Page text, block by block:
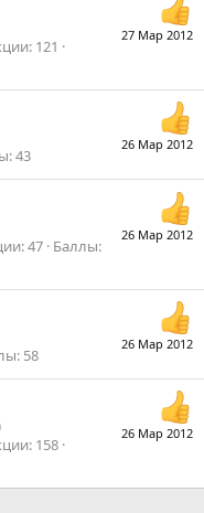
27 Мар 2012
121
26 Мар 2012
43
26 Мар 2012
47 Баллы
26 Мар 2012
58
26 Мар 2012
158